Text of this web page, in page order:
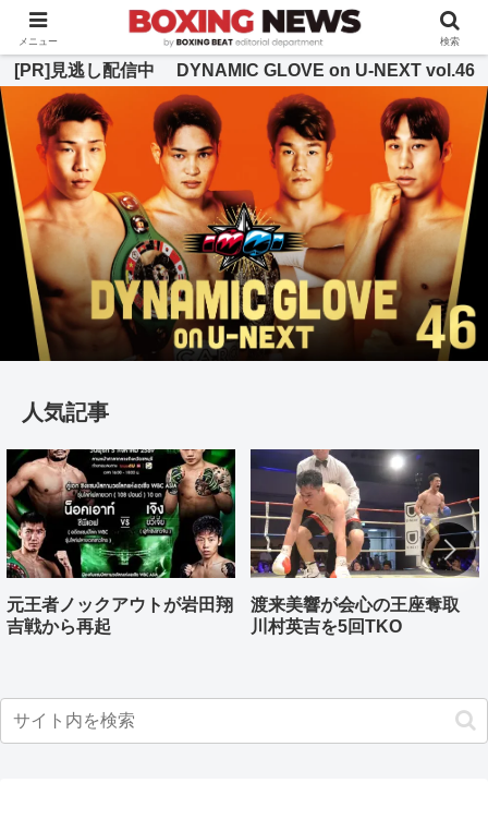
BOXING BEAT [ボクシング・ビート] 公式サイト
[PR]見逃し配信中 DYNAMIC GLOVE on U-NEXT vol.46
人気記事
元王者ノックアウトが岩田翔
吉戦から再起
渡来美響が会心の王座奪取
川村英吉を5回TKO
メニュー 検索